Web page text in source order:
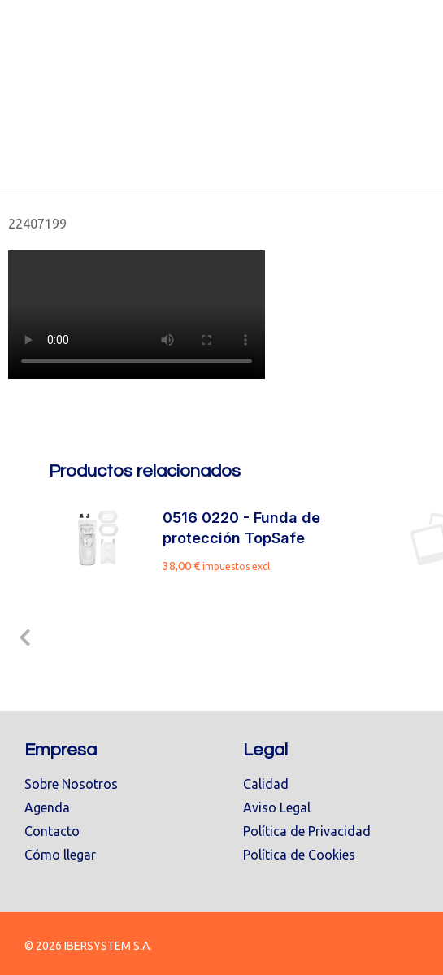
22407199
Productos relacionados
0516 0220 - Funda de
protección TopSafe
38,00€ impuestos excl.
Empresa
Sobre Nosotros
Agenda
Contacto
Cómo llegar
Legal
Calidad
Aviso Legal
Política de Privacidad
Política de Cookies
© 2026 IBERSYSTEM S.A.